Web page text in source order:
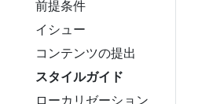
前提条件
イシュー
コンテンツの提出
スタイルガイド
ローカリゼーション